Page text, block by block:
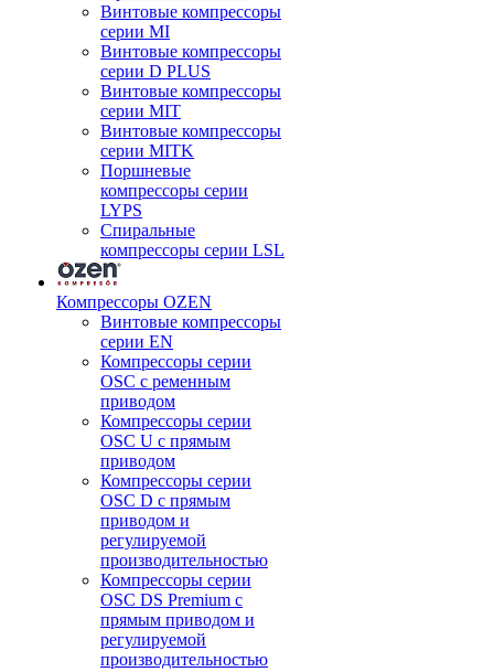
Винтовые компрессоры
серии MI
Винтовые компрессоры
серии D PLUS
Винтовые компрессоры
серии MIT
Винтовые компрессоры
серии MITK
Поршневые
компрессоры серии
LYPS
Спиральные
компрессоры серии LSL
Компрессоры OZEN
Винтовые компрессоры
серии EN
Компрессоры серии
OSC с ременным
приводом
Компрессоры серии
OSC U с прямым
приводом
Компрессоры серии
OSC D с прямым
приводом и
регулируемой
производительностью
Компрессоры серии
OSC DS Premium с
прямым приводом и
регулируемой
производительностью